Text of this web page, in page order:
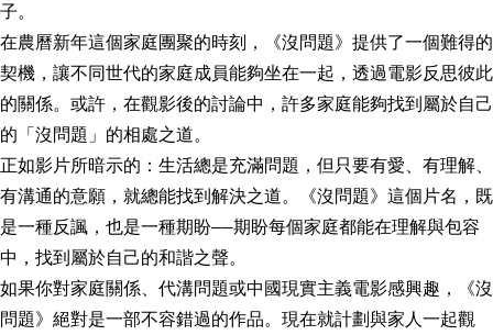
子。
在農曆新年這個家庭團聚的時刻，《沒問題》提供了一個難得的
契機，讓不同世代的家庭成員能夠坐在一起，透過電影反思彼此
的關係。或許，在觀影後的討論中，許多家庭能夠找到屬於自己
的「沒問題」的相處之道。
正如影片所暗示的：生活總是充滿問題，但只要有愛、有理解、
有溝通的意願，就總能找到解決之道。《沒問題》這個片名，既
是一種反諷，也是一種期盼——期盼每個家庭都能在理解與包容
中，找到屬於自己的和諧之聲。
如果你對家庭關係、代溝問題或中國現實主義電影感興趣，《沒
問題》絕對是一部不容錯過的作品。現在就計劃與家人一起觀